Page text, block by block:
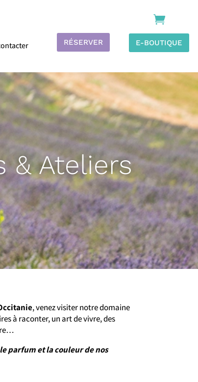
RÉSERVER

E-BOUTIQUE
& Ateliers
, venez visiter notre domaine
à raconter, un art de vivre, des
parfum et la couleur de nos